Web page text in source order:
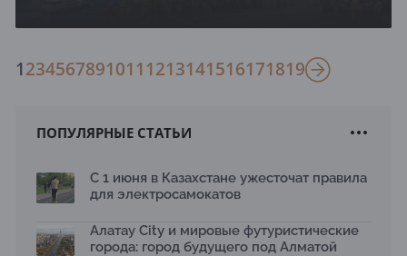
12345678910111213141516171819
ПОПУЛЯРНЫЕ СТАТЬИ
С 1 июня в Казахстане ужесточат правила
для электросамокатов
Алатау City и мировые футуристические
города: город будущего под Алматой